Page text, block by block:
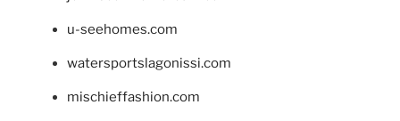
u-seehomes.com
watersportslagonissi.com
mischieffashion.com